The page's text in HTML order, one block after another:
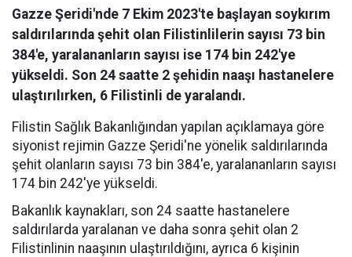
Gazze Şeridi'nde 7 Ekim 2023'te başlayan soykırım
saldırılarında şehit olan Filistinlilerin sayısı 73 bin
384'e, yaralananların sayısı ise 174 bin 242'ye
yükseldi. Son 24 saatte 2 şehidin naaşı hastanelere
ulaştırılırken, 6 Filistinli de yaralandı.
Filistin Sağlık Bakanlığından yapılan açıklamaya göre
siyonist rejimin Gazze Şeridi'ne yönelik saldırılarında
şehit olanların sayısı 73 bin 384'e, yaralananların sayısı
174 bin 242'ye yükseldi.
Bakanlık kaynakları, son 24 saatte hastanelere
saldırılarda yaralanan ve daha sonra şehit olan 2
Filistinlinin naaşının ulaştırıldığını, ayrıca 6 kişinin